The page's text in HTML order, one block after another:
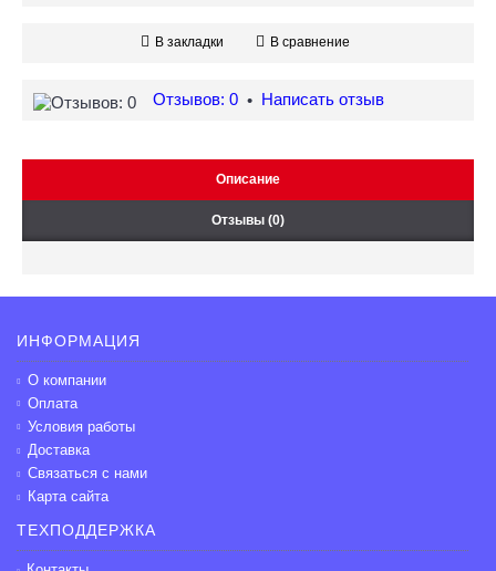
В закладки В сравнение
Отзывов: 0 • Написать отзыв
Описание
Отзывы (0)
ИНФОРМАЦИЯ
О компании
Оплата
Условия работы
Доставка
Связаться с нами
Карта сайта
ТЕХПОДДЕРЖКА